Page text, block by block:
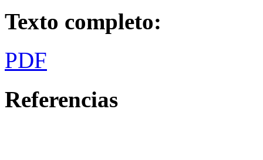
Texto completo:
PDF
Referencias